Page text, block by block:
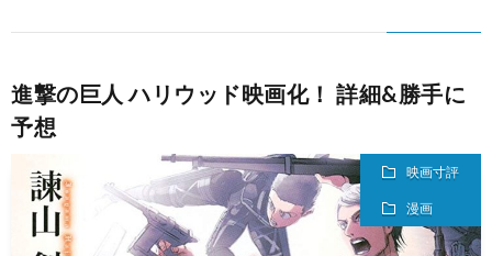
進撃の巨人 ハリウッド映画化！ 詳細&勝手に
予想
映画寸評
漫画